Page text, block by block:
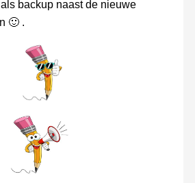
backup naast de nieuwe
🙂 .